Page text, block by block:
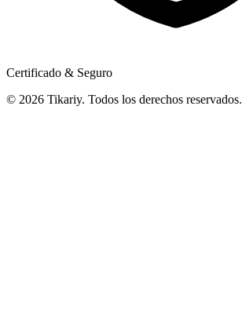
Certificado & Seguro
© 2026 Tikariy. Todos los derechos reservados.